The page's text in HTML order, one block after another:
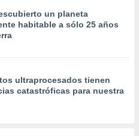
un planeta
habitable a sólo 25 años
ultraprocesados ​​tienen
catastróficas para nuestra